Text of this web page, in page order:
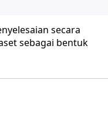
secara
sebagai bentuk